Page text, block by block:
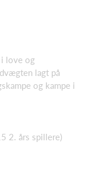
i love og
lagt på
og kampe i
2. års spillere)